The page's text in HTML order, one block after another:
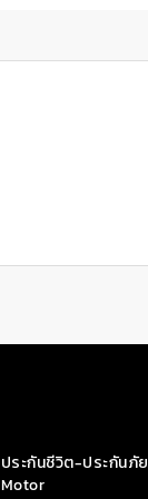
ประกันชีวิต-ประกันภัย
Motor